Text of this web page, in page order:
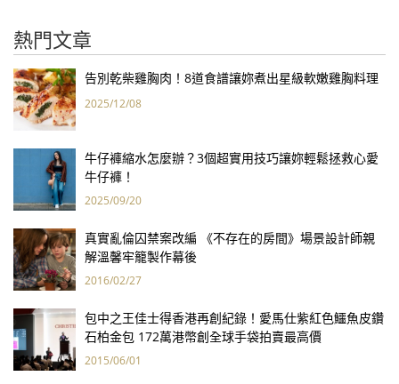
熱門文章
告別乾柴雞胸肉！8道食譜讓妳煮出星級軟嫩雞胸料理
2025/12/08
牛仔褲縮水怎麼辦？3個超實用技巧讓妳輕鬆拯救心愛
牛仔褲！
2025/09/20
真實亂倫囚禁案改編 《不存在的房間》場景設計師親
解溫馨牢籠製作幕後
2016/02/27
包中之王佳士得香港再創紀錄！愛馬仕紫紅色鱷魚皮鑽
石柏金包 172萬港幣創全球手袋拍賣最高價
2015/06/01